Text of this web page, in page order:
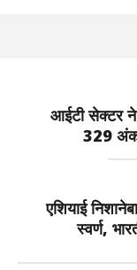
आईटी सेक्टर
329 अंक
एशियाई
स्वर्ण,